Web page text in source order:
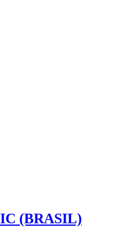
(BRASIL)